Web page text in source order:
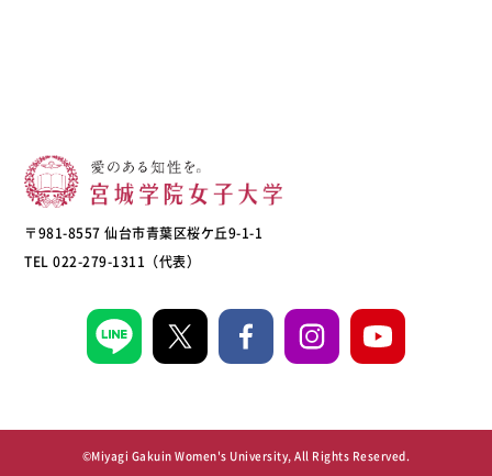
〒981-8557 仙台市青葉区桜ケ丘9-1-1
TEL 022-279-1311（代表）
©Miyagi Gakuin Women's University, All Rights Reserved.